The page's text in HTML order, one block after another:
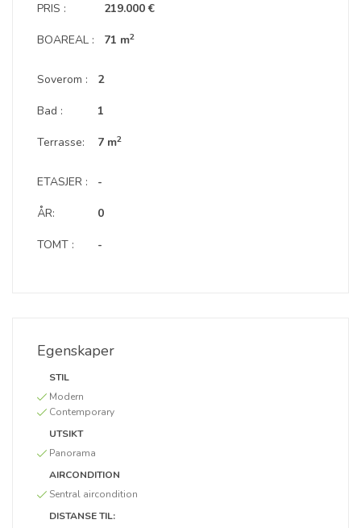
PRIS :
BOAREAL :
219.000 €
71 m2
Soverom :
Bad :
Terrasse:
2
1
7 m2
ETASJER :
ÅR:
TOMT :
-
0
-
Egenskaper
STIL
Modern
Contemporary
UTSIKT
Panorama
AIRCONDITION
Sentral aircondition
DISTANSE TIL: